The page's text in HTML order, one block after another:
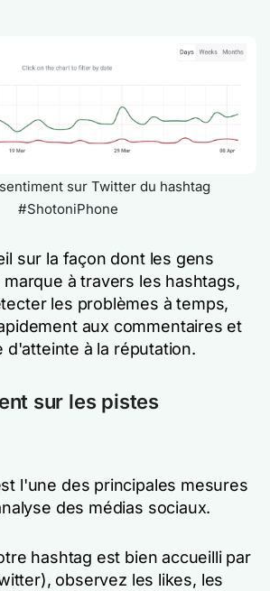
sur Twitter du hashtag
#ShotoniPhone
sur la façon dont les gens
à travers les hashtags,
les problèmes à temps,
aux commentaires et
d'atteinte à la réputation.
sur les pistes
l'une des principales mesures
des médias sociaux.
hashtag est bien accueilli par
observez les likes, les